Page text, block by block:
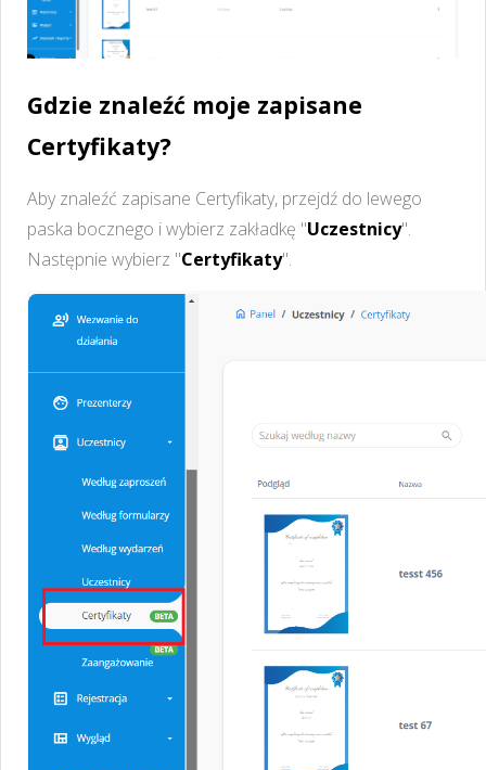
Gdzie znaleźć moje zapisane
Certyfikaty?
Aby znaleźć zapisane Certyfikaty, przejdź do lewego
paska bocznego i wybierz zakładkę "Uczestnicy".
Następnie wybierz "Certyfikaty".